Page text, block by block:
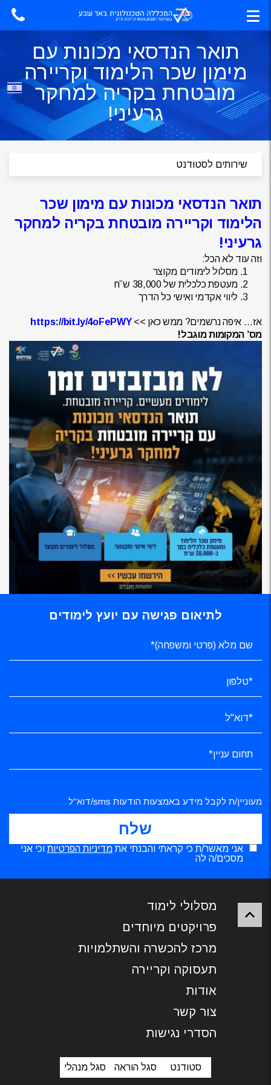
תואר הנדסאי מכונות עם
מימון שכר הלימוד וקריירה
מובטחת בקריה למחקר
גרעיני!
תואר הנדסאי מכונות עם מימון שכר
הלימוד וקריירה מובטחת בקריה למחקר
גרעיני!
וזה עוד לא הכל:
מסלול לימודים מקוצר
מעטפת כלכלית של 38,000 ש”ח
ליווי אקדמי ואישי כל הדרך
אז… איפה נרשמים? ממש כאן >>https://bit.ly/4oFePWY
מס’ המקומות מוגבל!
לתיאום פגישה עם יועץ לימודים
מעוניין/ת לקבל מידע באמצעות הודעות sms/דוא"ל
אני מאשר/ת כי קראתי והבנתי את מדיניות הפרטיות וכי אני
מסכים/ה לה
מסלולי לימוד
פרויקטים מיוחדים
מרכז להכשרה והשתלמויות
תעסוקה וקריירה
אודות
צור קשר
הסדרי נגישות
סטודנט סגל הוראה סגל מנהלי